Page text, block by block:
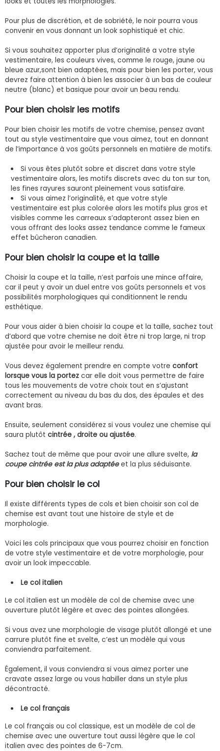
Pour plus de discrétion, et de sobriété, le noir pourra vous
convenir en vous donnant un look sophistiqué et chic.
Si vous souhaitez apporter plus d’originalité a votre style
vestimentaire, les couleurs vives, comme le rouge, jaune ou
bleue azur,sont bien adaptées, mais pour bien les porter, vous
devrez faire attention à bien les associer à un bas de couleur
neutre (blanc) et basique pour avoir un beau rendu.
Pour bien choisir les motifs
Pour bien choisir les motifs de votre chemise, pensez avant
tout au style vestimentaire que vous aimez, tout en donnant
de l’importance à vos goûts personnels en matière de motifs.
Si vous êtes plutôt sobre et discret dans votre style
vestimentaire alors, les motifs discrets avec du ton sur ton,
les fines rayures sauront pleinement vous satisfaire.
Si vous aimez l’originalité, et que votre style
vestimentaire est plus colorée alors les motifs plus gros et
visibles comme les carreaux s’adapteront assez bien en
vous offrant des looks assez tendance comme le fameux
effet bûcheron canadien.
Pour bien choisir la coupe et la taille
Choisir la coupe et la taille, n’est parfois une mince affaire,
car il peut y avoir un duel entre vos goûts personnels et vos
possibilités morphologiques qui conditionnent le rendu
esthétique.
Pour vous aider à bien choisir la coupe et la taille, sachez tout
d’abord que votre chemise ne doit être ni trop large, ni trop
ajustée pour avoir le meilleur rendu.
Vous devez également prendre en compte votre confort
lorsque vous la portez car elle doit vous permettre de faire
tous les mouvements de votre choix tout en s’ajustant
correctement au niveau du bas du dos, des épaules et des
avant bras.
Ensuite, seulement considérez si vous voulez une chemise qui
saura plutôt cintrée , droite ou ajustée.
Sachez tout de même que pour avoir une allure svelte, la
coupe cintrée est la plus adaptéeet la plus séduisante.
Pour bien choisir le col
Il existe différents types de cols et bien choisir son col de
chemise est avant tout une histoire de style et de
morphologie.
Voici les cols principaux que vous pourrez choisir en fonction
de votre style vestimentaire et de votre morphologie, pour
avoir un look impeccable.
Le col italien
Le col italien est un modèle de col de chemise avec une
ouverture plutôt légère et avec des pointes allongées.
Si vous avez une morphologie de visage plutôt allongé et une
carrure plutôt fine et svelte, c’est un modèle qui vous
conviendra parfaitement.
Également, il vous conviendra si vous aimez porter une
cravate assez large ou vous habiller dans un style plus
décontracté.
Le col français
Le col français ou col classique, est un modèle de col de
chemise avec une ouverture tout aussi légère que le col
italien avec des pointes de 6-7cm.